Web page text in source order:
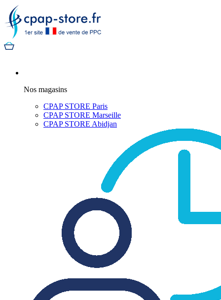
Nos magasins
CPAP STORE Paris
CPAP STORE Marseille
CPAP STORE Abidjan